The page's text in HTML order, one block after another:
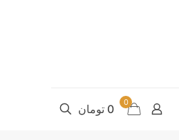
0 0 تومان